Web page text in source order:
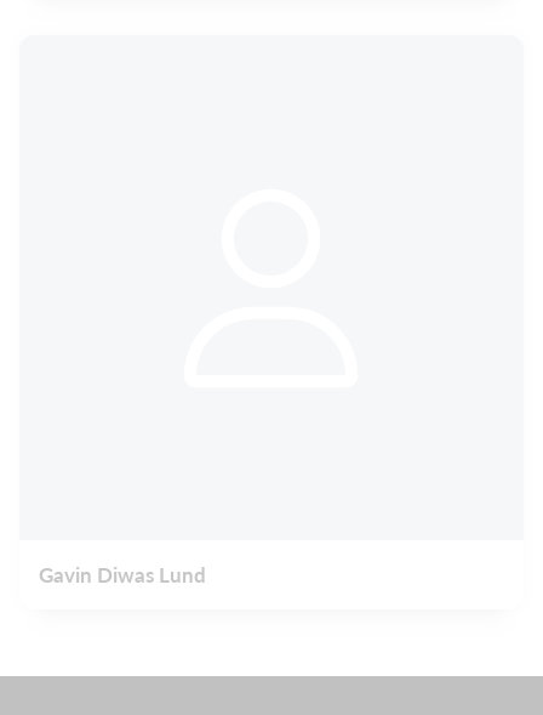
Gavin Diwas Lund